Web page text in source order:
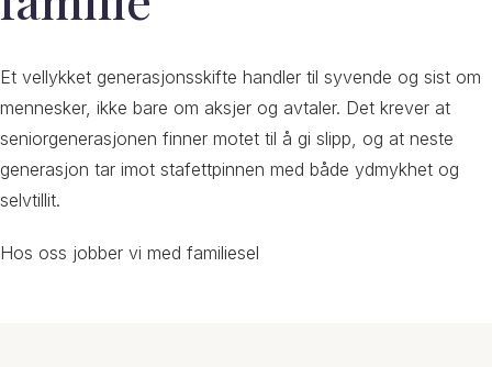
Et vellykket generasjonsskifte handler til syvende og sist om
mennesker, ikke bare om aksjer og avtaler. Det krever at
seniorgenerasjonen finner motet til å gi slipp, og at neste
generasjon tar imot stafettpinnen med både ydmykhet og
selvtillit.
Hos oss jobber vi med familiesel